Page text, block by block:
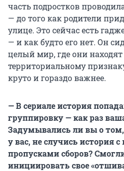
часть подростков
— до того как родители
улице. Это сейчас есть
— и как будто его нет. Он
целый мир, где они находят
территориальному
круто и гораздо важнее.
— В сериале история
группировку — как раз
Задумывались ли вы о
у вас, не случись история
пропусками сборов?
инициировать свое